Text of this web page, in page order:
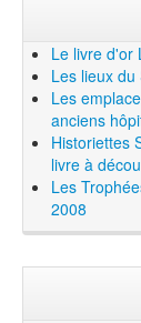
Le livre d'or
Les lieux du
Les
anciens
Historiettes
livre à
Les
2008